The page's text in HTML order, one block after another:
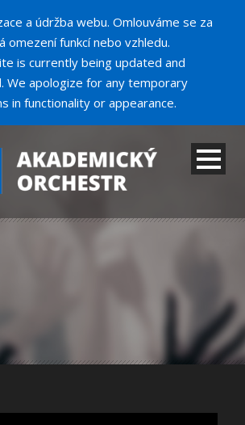
a údržba webu. Omlouváme se za
omezení funkcí nebo vzhledu.
is currently being updated and
We apologize for any temporary
in functionality or appearance.